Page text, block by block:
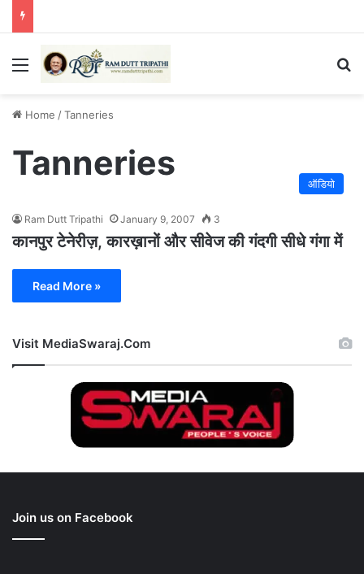
Menu
Home /Tanneries
Tanneries
ऑडियो
Ram Dutt Tripathi January 9, 2007 3
कानपुर टेनेरीज़, कारख़ानों और सीवेज की गंदगी सीधे गंगा में
Read More »
Visit MediaSwaraj.Com
Join us on Facebook